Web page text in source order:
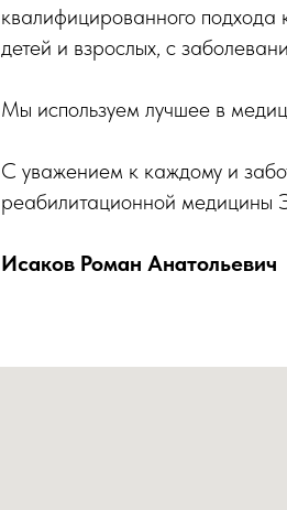
квалифицированного
детей и взрослых, с
Мы используем лучшее в
С уважением к каждому и
реабилитационной
Исаков Роман Анатольевич